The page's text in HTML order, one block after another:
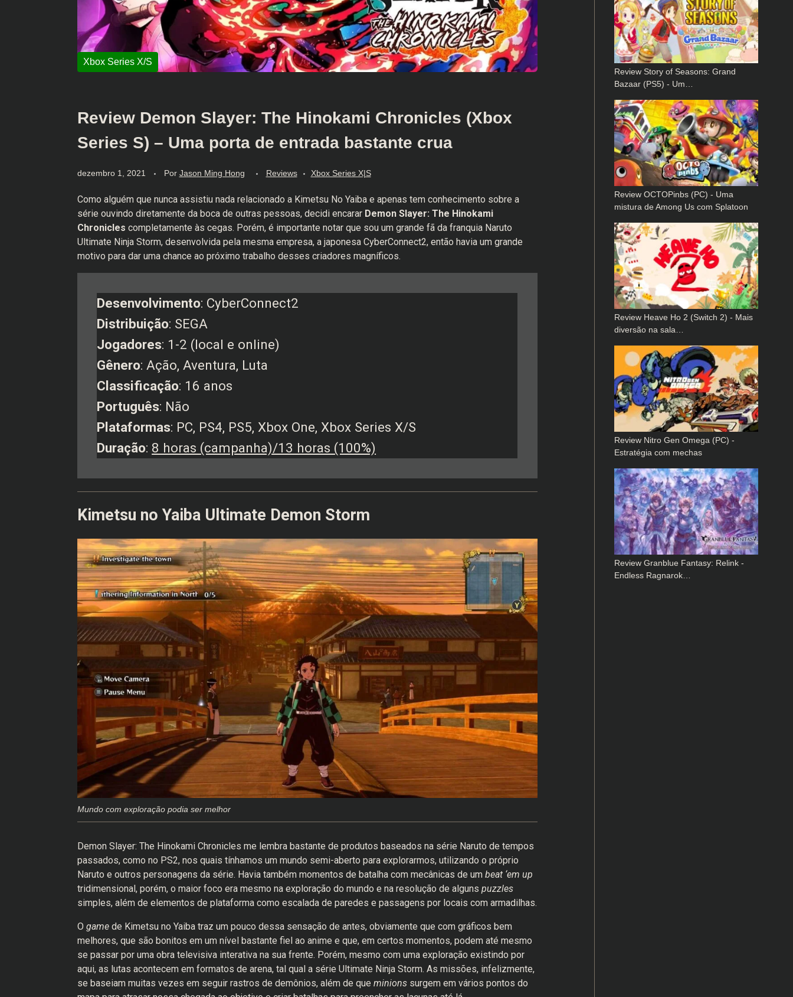
Review Demon Slayer: The Hinokami Chronicles (Xbox
Series S) – Uma porta de entrada bastante crua
dezembro 1, 2021 Por Jason Ming Hong Reviews Xbox Series X|S
Como alguém que nunca assistiu nada relacionado a Kimetsu No Yaiba e apenas tem conhecimento sobre a
série ouvindo diretamente da boca de outras pessoas, decidi encarar Demon Slayer: The Hinokami
Chronicles completamente às cegas. Porém, é importante notar que sou um grande fã da franquia Naruto
Ultimate Ninja Storm, desenvolvida pela mesma empresa, a japonesa CyberConnect2, então havia um grande
motivo para dar uma chance ao próximo trabalho desses criadores magníficos.
Desenvolvimento: CyberConnect2
Distribuição: SEGA
Jogadores: 1-2 (local e online)
Gênero: Ação, Aventura, Luta
Classificação: 16 anos
Português: Não
Plataformas: PC, PS4, PS5, Xbox One, Xbox Series X/S
Duração: 8 horas (campanha)/13 horas (100%)
Kimetsu no Yaiba Ultimate Demon Storm
Mundo com exploração podia ser melhor
Demon Slayer: The Hinokami Chronicles me lembra bastante de produtos baseados na série Naruto de tempos
passados, como no PS2, nos quais tínhamos um mundo semi-aberto para explorarmos, utilizando o próprio
Naruto e outros personagens da série. Havia também momentos de batalha com mecânicas de um beat ‘em up
tridimensional, porém, o maior foco era mesmo na exploração do mundo e na resolução de alguns puzzles
simples, além de elementos de plataforma como escalada de paredes e passagens por locais com armadilhas.
O game de Kimetsu no Yaiba traz um pouco dessa sensação de antes, obviamente que com gráficos bem
melhores, que são bonitos em um nível bastante fiel ao anime e que, em certos momentos, podem até mesmo
se passar por uma obra televisiva interativa na sua frente. Porém, mesmo com uma exploração existindo por
aqui, as lutas acontecem em formatos de arena, tal qual a série Ultimate Ninja Storm. As missões, infelizmente,
se baseiam muitas vezes em seguir rastros de demônios, além de que minions surgem em vários pontos do
Review Story of Seasons: Grand
Bazaar (PS5) - Um…
Review OCTOPinbs (PC) - Uma
mistura de Among Us com Splatoon
Review Heave Ho 2 (Switch 2) - Mais
diversão na sala…
Review Nitro Gen Omega (PC) -
Estratégia com mechas
Review Granblue Fantasy: Relink -
Endless Ragnarok…